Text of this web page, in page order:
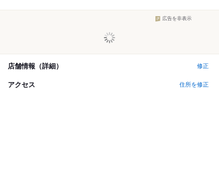
広告を非表示
店舗情報（詳細） 修正
アクセス 住所を修正